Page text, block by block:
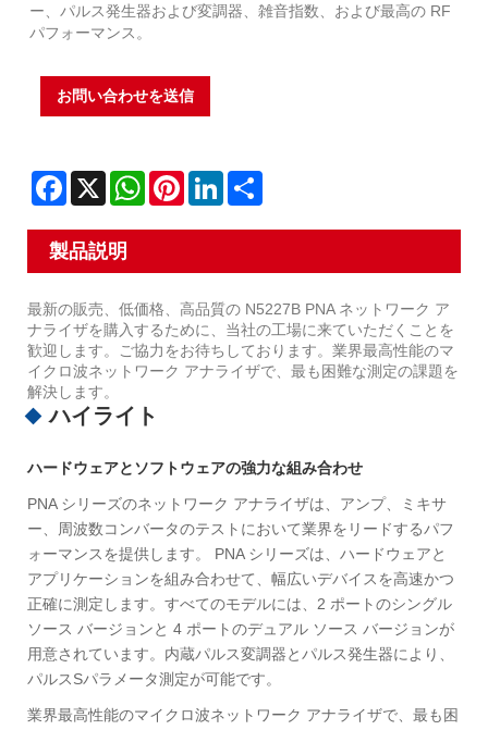
ー、パルス発生器および変調器、雑音指数、および最高の RF
パフォーマンス。
お問い合わせを送信
Facebook
X WhatsAppPinterestLinkedIn
製品説明
最新の販売、低価格、高品質の N5227B PNA ネットワーク ア
ナライザを購入するために、当社の工場に来ていただくことを
歓迎します。ご協力をお待ちしております。業界最高性能のマ
イクロ波ネットワーク アナライザで、最も困難な測定の課題を
解決します。
ハイライト
ハードウェアとソフトウェアの強力な組み合わせ
PNA シリーズのネットワーク アナライザは、アンプ、ミキサ
ー、周波数コンバータのテストにおいて業界をリードするパフ
ォーマンスを提供します。 PNA シリーズは、ハードウェアと
アプリケーションを組み合わせて、幅広いデバイスを高速かつ
正確に測定します。すべてのモデルには、2 ポートのシングル
ソース バージョンと 4 ポートのデュアル ソース バージョンが
用意されています。内蔵パルス変調器とパルス発生器により、
パルスSパラメータ測定が可能です。
業界最高性能のマイクロ波ネットワーク アナライザで、最も困